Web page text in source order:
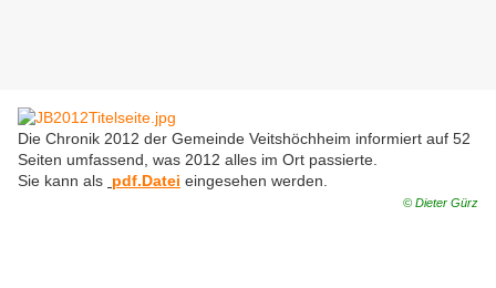
Die Chronik 2012 der Gemeinde Veitshöchheim informiert auf 52
Seiten umfassend, was 2012 alles im Ort passierte.
Sie kann als pdf.Datei eingesehen werden.
© Dieter Gürz